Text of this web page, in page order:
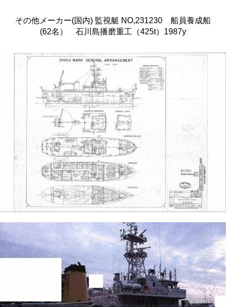
その他メーカー(国内) 監視艇 NO,231230 船員養成船
(62名） 石川島播磨重工（425t）1987y